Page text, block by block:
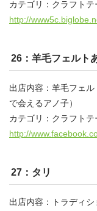
カテゴリ：クラフトテ
http://
26：羊毛フェルト
出店内容：羊毛フェ
で会えるアノ子）
カテゴリ：クラフトテ
http://
27：タリ
出店内容：トラディ